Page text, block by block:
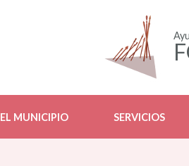
EL MUNICIPIO SERVICIOS